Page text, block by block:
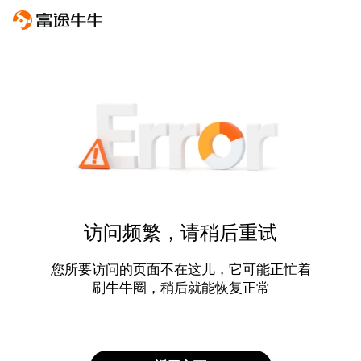
访问频繁，请稍后重试
您所要访问的页面不在这儿，它可能正忙着
刷牛牛圈，稍后就能恢复正常